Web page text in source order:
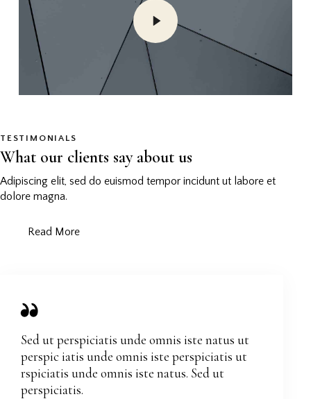
TESTIMONIALS
What our clients say about us
Adipiscing elit, sed do euismod tempor incidunt ut labore et
dolore magna.
Read More
Sed ut perspiciatis unde omnis iste natus ut
perspic iatis unde omnis iste perspiciatis ut
rspiciatis unde omnis iste natus. Sed ut
perspiciatis.